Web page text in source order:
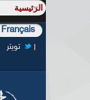
Français
تويتر